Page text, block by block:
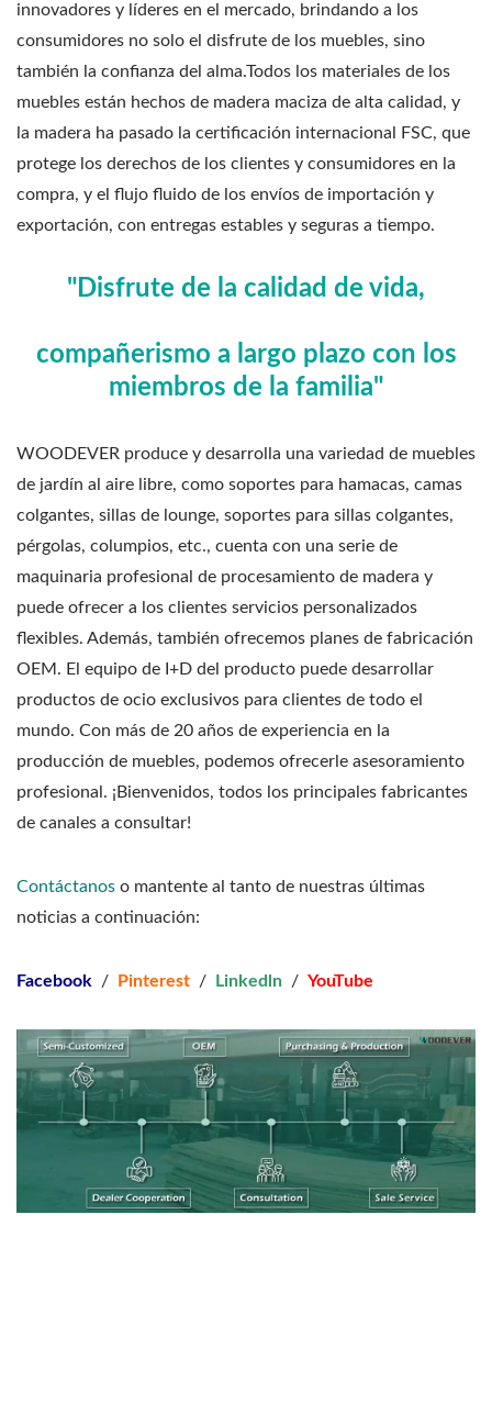
innovadores y líderes en el mercado, brindando a los
consumidores no solo el disfrute de los muebles, sino
también la confianza del alma.Todos los materiales de los
muebles están hechos de madera maciza de alta calidad, y
la madera ha pasado la certificación internacional FSC, que
protege los derechos de los clientes y consumidores en la
compra, y el flujo fluido de los envíos de importación y
exportación, con entregas estables y seguras a tiempo.
"Disfrute de la calidad de vida,
compañerismo a largo plazo con los
miembros de la familia"
WOODEVER produce y desarrolla una variedad de muebles
de jardín al aire libre, como soportes para hamacas, camas
colgantes, sillas de lounge, soportes para sillas colgantes,
pérgolas, columpios, etc., cuenta con una serie de
maquinaria profesional de procesamiento de madera y
puede ofrecer a los clientes servicios personalizados
flexibles. Además, también ofrecemos planes de fabricación
OEM. El equipo de I+D del producto puede desarrollar
productos de ocio exclusivos para clientes de todo el
mundo. Con más de 20 años de experiencia en la
producción de muebles, podemos ofrecerle asesoramiento
profesional. ¡Bienvenidos, todos los principales fabricantes
de canales a consultar!
Contáctanos o mantente al tanto de nuestras últimas
noticias a continuación:
Facebook / Pinterest / Linkedln / YouTube